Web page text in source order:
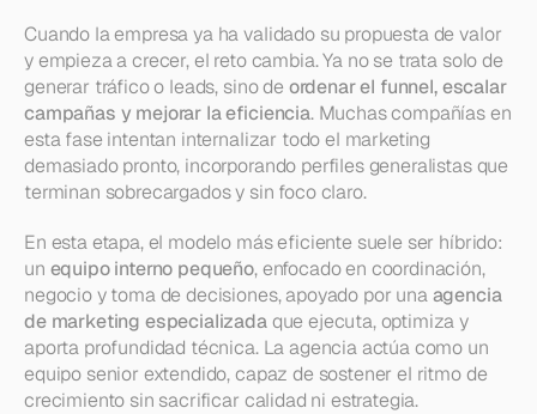
Cuando la empresa ya ha validado su propuesta de valor
y empieza a crecer, el reto cambia. Ya no se trata solo de
generar tráfico o leads, sino de ordenar el funnel, escalar
campañas y mejorar la eficiencia. Muchas compañías en
esta fase intentan internalizar todo el marketing
demasiado pronto, incorporando perfiles generalistas que
terminan sobrecargados y sin foco claro.
En esta etapa, el modelo más eficiente suele ser híbrido:
un equipo interno pequeño, enfocado en coordinación,
negocio y toma de decisiones, apoyado por una agencia
de marketing especializada que ejecuta, optimiza y
aporta profundidad técnica. La agencia actúa como un
equipo senior extendido, capaz de sostener el ritmo de
crecimiento sin sacrificar calidad ni estrategia.